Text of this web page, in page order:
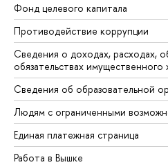
Фонд целевого капитала
Противодействие коррупции
Сведения о доходах, расходах,
обязательствах имущественного
Сведения об образовательной
Людям с ограниченными
Единая платежная страница
Работа в Вышке